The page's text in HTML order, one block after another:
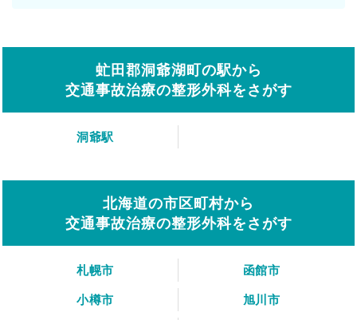
虻田郡洞爺湖町の駅から
交通事故治療の整形外科をさがす
洞爺駅
北海道の市区町村から
交通事故治療の整形外科をさがす
札幌市
函館市
小樽市
旭川市